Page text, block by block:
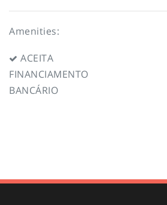
Amenities:
ACEITA
FINANCIAMENTO
BANCÁRIO